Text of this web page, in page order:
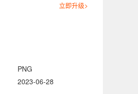
立即升级>
PNG
2023-06-28